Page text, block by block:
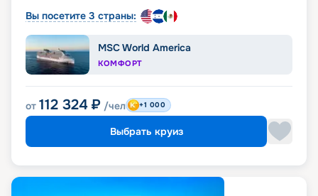
Вы посетите 3 страны:
MSC World America
КОМФОРТ
от 112 324 ₽ /чел +1 000
Выбрать круиз